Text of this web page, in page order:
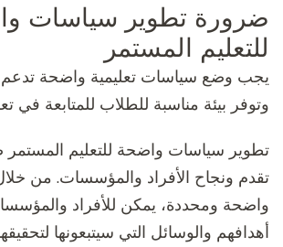
ضرورة تطوير سياسات
للتعليم المستمر
يجب وضع سياسات تعليمية واضحة تدعم
وتوفر بيئة مناسبة للطلاب للمتابعة في
تطوير سياسات واضحة للتعليم
تقدم ونجاح الأفراد والمؤسسات. من
واضحة ومحددة، يمكن للأفراد
أهدافهم والوسائل التي سيتبعونها